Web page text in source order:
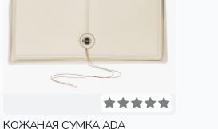
КОЖАНАЯ СУМКА ADA